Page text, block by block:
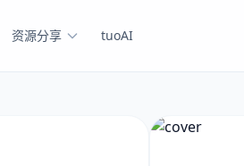
资源分享 tuoAI